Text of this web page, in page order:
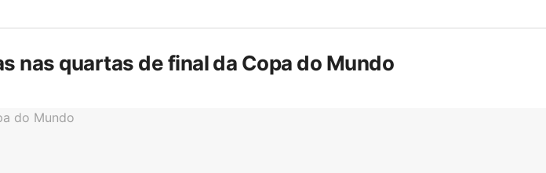
nas quartas de final da Copa do Mundo